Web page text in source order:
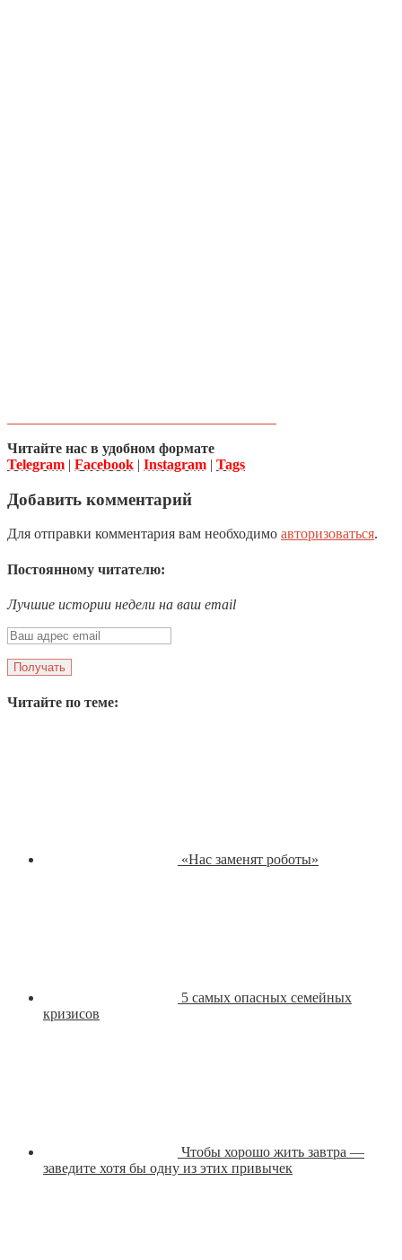
Читайте нас в удобном формате
Telegram | Facebook | Instagram | Tags
Добавить комментарий
Для отправки комментария вам необходимо авторизоваться.
Постоянному читателю:
Лучшие истории недели на ваш email
Читайте по теме:
«Нас заменят роботы»
5 самых опасных семейных
кризисов
Чтобы хорошо жить завтра —
заведите хотя бы одну из этих привычек